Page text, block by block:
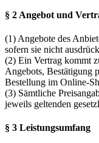
§ 2 Angebot und
(1) Angebote des
sofern sie nicht
(2) Ein Vertrag kommt
Angebots, Bestätigung
Bestellung im Online-
(3) Sämtliche
jeweils geltenden
§ 3 Leistungsumfang